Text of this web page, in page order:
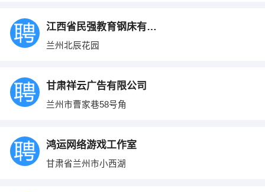
江西省民强教育钢床有限公司
兰州北辰花园
甘肃祥云广告有限公司
兰州市曹家巷58号角
鸿运网络游戏工作室
甘肃省兰州市小西湖